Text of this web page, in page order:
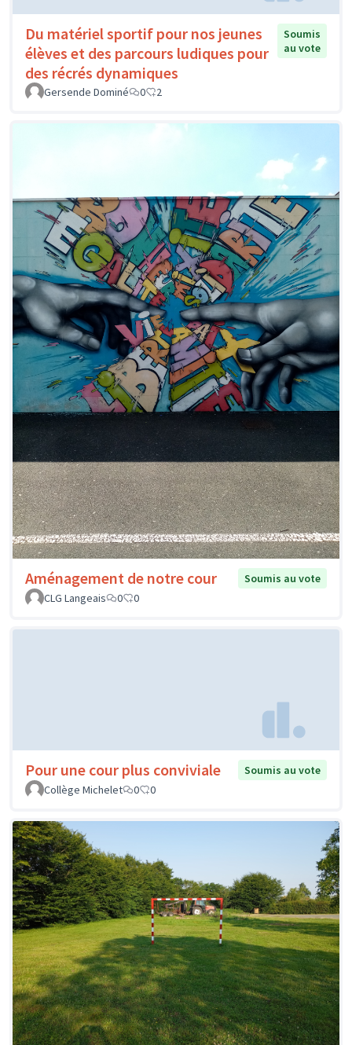
Du matériel sportif pour nos jeunes
élèves et des parcours ludiques pour
des récrés dynamiques
Soumis
au vote
Gersende Dominé 0 2
Aménagement de notre cour
Soumis au vote
CLG Langeais
0 0
Pour une cour plus conviviale
Soumis au vote
Collège Michelet
0 0